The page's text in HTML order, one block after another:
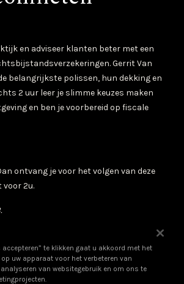
en adviseer klanten beter met een
Gerrit Van
belangrijkste polissen, hun dekking en
2 uur leer je slimme keuzes maken
en ben je voorbereid op fiscale
ontvang je voor het volgen van deze
2u.
btw
accepteren” te klikken gaat u akkoord met het
uw apparaat voor het verbeteren van
van websitegebruik en om ons te